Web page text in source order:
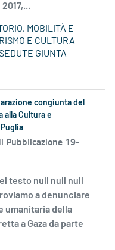
MOBILITÀ E
E CULTURA
GIUNTA
congiunta del
alla Cultura e
Pubblicazione 19-
testo null null null
a denunciare
umanitaria della
a Gaza da parte